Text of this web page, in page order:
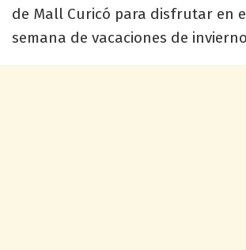
de Mall Curicó para disfrutar en
semana de vacaciones de